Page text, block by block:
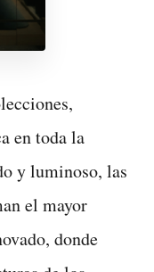
en toda la
y luminoso, las
el mayor
donde